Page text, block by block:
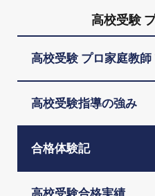
高校受験
高校受験 プロ家庭教師
高校受験指導の強み
合格体験記